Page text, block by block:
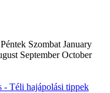
Szombat January
September October